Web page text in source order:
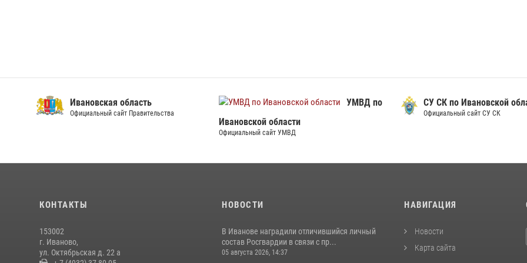
Ивановская область
Официальный сайт Правительства
УМВД по
Ивановской области
Официальный сайт УМВД
СУ СК по Ивановской
Официальный сайт СУ СК
КОНТАКТЫ
153002
г. Иваново,
ул. Октябрьская д. 22 а
НОВОСТИ
В Иванове наградили отличившийся личный
состав Росгвардии в связи с пр...
05 августа 2026, 14:37
НАВИГАЦИЯ
Новости
Карта сайта